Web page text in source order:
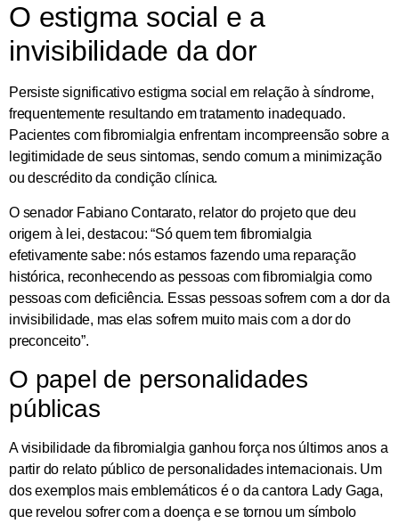
O estigma social e a
invisibilidade da dor
Persiste significativo estigma social em relação à síndrome,
frequentemente resultando em tratamento inadequado.
Pacientes com fibromialgia enfrentam incompreensão sobre a
legitimidade de seus sintomas, sendo comum a minimização
ou descrédito da condição clínica.
O senador Fabiano Contarato, relator do projeto que deu
origem à lei, destacou: “Só quem tem fibromialgia
efetivamente sabe: nós estamos fazendo uma reparação
histórica, reconhecendo as pessoas com fibromialgia como
pessoas com deficiência. Essas pessoas sofrem com a dor da
invisibilidade, mas elas sofrem muito mais com a dor do
preconceito”.
O papel de personalidades
públicas
A visibilidade da fibromialgia ganhou força nos últimos anos a
partir do relato público de personalidades internacionais. Um
dos exemplos mais emblemáticos é o da cantora Lady Gaga,
que revelou sofrer com a doença e se tornou um símbolo